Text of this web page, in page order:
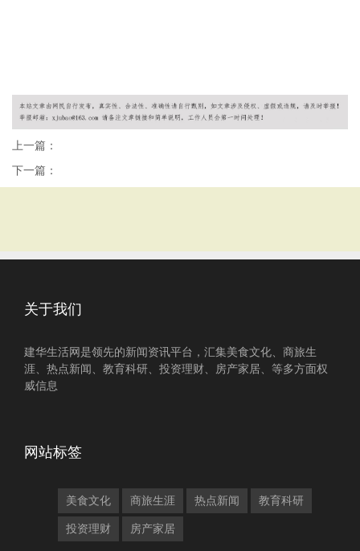
上一篇：
下一篇：
关于我们
建华生活网是领先的新闻资讯平台，汇集美食文化、商旅生
涯、热点新闻、教育科研、投资理财、房产家居、等多方面权
威信息
网站标签
美食文化 商旅生涯 热点新闻 教育科研
投资理财 房产家居